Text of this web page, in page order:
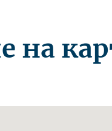
на